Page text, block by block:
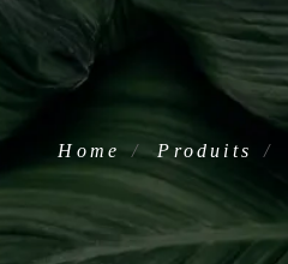
Home Produits